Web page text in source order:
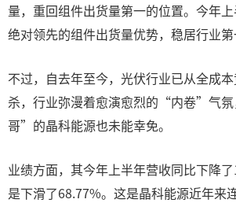
量，重回组件出货量第一的位置。今年
绝对领先的组件出货量优势，稳居行业第
不过，自去年至今，光伏行业已从全成
杀，行业弥漫着愈演愈烈的“内卷”气
哥”的晶科能源也未能幸免。
业绩方面，其今年上半年营收同比下降
是下滑了68.77%。这是晶科能源近年来